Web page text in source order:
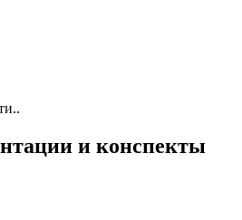
и конспекты